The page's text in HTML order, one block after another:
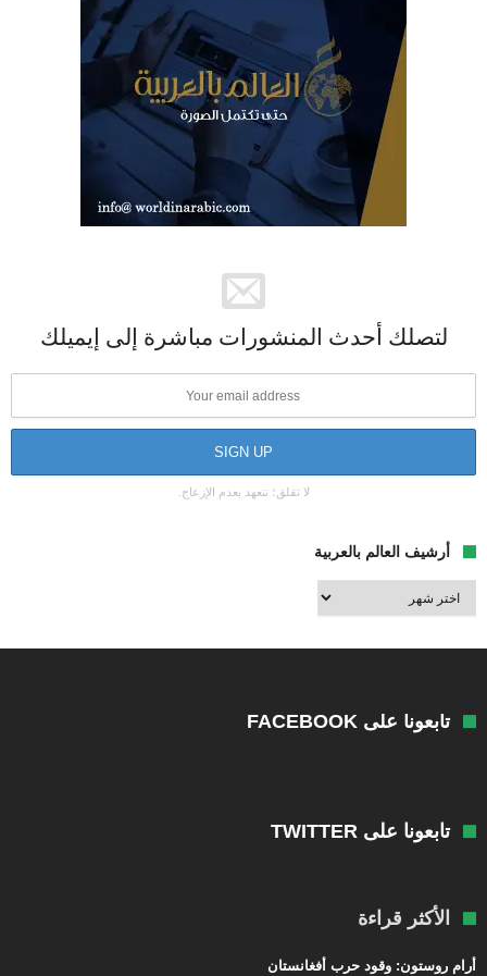
لتصلك أحدث المنشورات مباشرة إلى إيميلك
لا تقلق؛ نتعهد بعدم الإزعاج.
أرشيف العالم بالعربية
أرشيف
العالم
تابعونا على FACEBOOK
تابعونا على TWITTER
الأكثر قراءة
أرام روستون: وقود حرب أفغانستان